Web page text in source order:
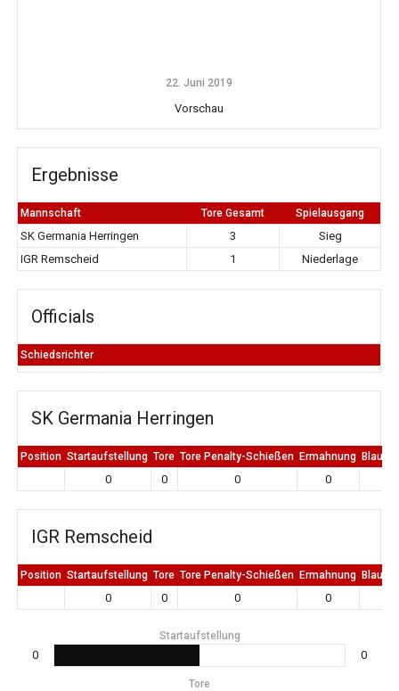
22. Juni 2019
Vorschau
Ergebnisse
Mannschaft Tore Gesamt Spielausgang
SK Germania Herringen 3
Sieg
IGR Remscheid
1 Niederlage
Officials
Schiedsrichter
SK Germania Herringen
Position Startaufstellung Tore Tore Penalty-Schießen Ermahnung Blaue
0 0 0 0
IGR Remscheid
Position Startaufstellung Tore Tore Penalty-Schießen Ermahnung Blaue
0 0 0 0
Startaufstellung
0 0
Tore